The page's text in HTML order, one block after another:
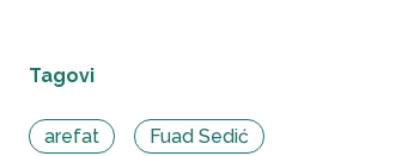
Tagovi
arefat Fuad Sedić